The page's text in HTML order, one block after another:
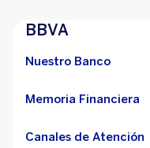
BBVA
Nuestro Banco
Memoria Financiera
Canales de Atención